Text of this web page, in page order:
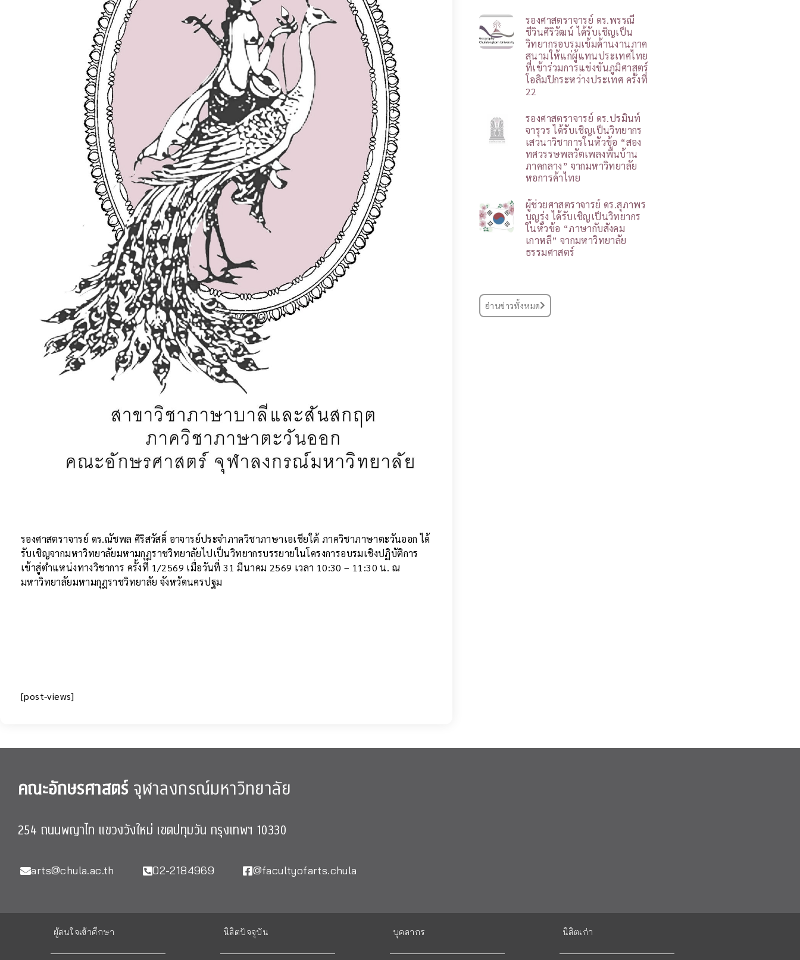
รองศาสตราจารย์ ดร.ณัชพล ศิริสวัสดิ์ อาจารย์ประจำภาควิชาภาษาเอเชียใต้ ภาควิชาภาษาตะวันออก ได้
รับเชิญจากมหาวิทยาลัยมหามกุฏราชวิทยาลัยไปเป็นวิทยากรบรรยายในโครงการอบรมเชิงปฏิบัติการ
เข้าสู่ตำแหน่งทางวิชาการ ครั้งที่ 1/2569 เมื่อวันที่ 31 มีนาคม 2569 เวลา 10:30 – 11:30 น. ณ
มหาวิทยาลัยมหามกุฏราชวิทยาลัย จังหวัดนครปฐม
[post-views]
รองศาสตราจารย์ ดร.พรรณี
ชีวินศิริวัฒน์ ได้รับเชิญเป็น
วิทยากรอบรมเข้มด้านงานภาค
สนามให้แก่ผู้แทนประเทศไทย
ที่เข้าร่วมการแข่งขันภูมิศาสตร์
โอลิมปิกระหว่างประเทศ ครั้งที่
22
รองศาสตราจารย์ ดร.ปรมินท์
จารุวร ได้รับเชิญเป็นวิทยากร
เสวนาวิชาการในหัวข้อ “สอง
ทศวรรษพลวัตเพลงพื้นบ้าน
ภาคกลาง” จากมหาวิทยาลัย
หอการค้าไทย
ผู้ช่วยศาสตราจารย์ ดร.สุภาพร
บุญรุ่ง ได้รับเชิญเป็นวิทยากร
ในหัวข้อ “ภาษากับสังคม
เกาหลี” จากมหาวิทยาลัย
ธรรมศาสตร์
อ่านข่าวทั้งหมด
คณะอักษรศาสตร์จุฬาลงกรณ์มหาวิทยาลัย
254 ถนนพญาไท แขวงวังใหม่ เขตปทุมวัน กรุงเทพฯ 10330
arts@chula.ac.th 02-2184969 @facultyofarts.chula
ผู้สนใจเข้าศึกษา นิสิตปัจจุบัน บุคลากร นิสิตเก่า